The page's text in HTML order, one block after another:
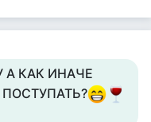
А КАК ИНАЧЕ